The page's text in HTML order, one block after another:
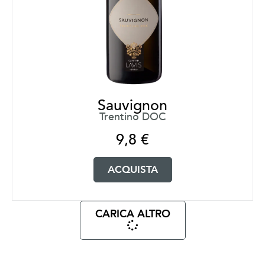
Sauvignon
Trentino DOC
9,8 €
ACQUISTA
CARICA ALTRO